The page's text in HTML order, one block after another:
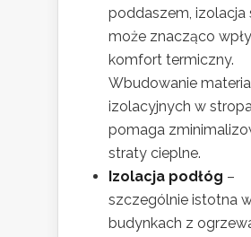
poddaszem, izolacja
może znacząco
komfort termiczny.
Wbudowanie
izolacyjnych w
pomaga
straty cieplne.
Izolacja podłóg –
szczególnie istotna
budynkach z